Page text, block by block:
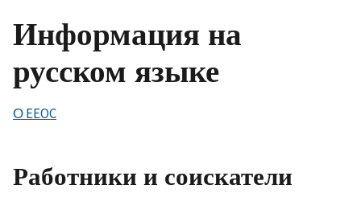
Информация на
русском языке
О EEOC
Работники и соискатели